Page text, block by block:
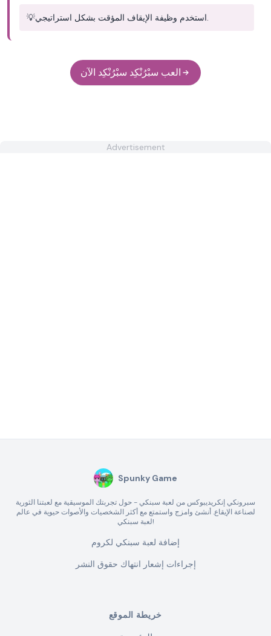
💡 استخدم وظيفة الإيقاف المؤقت بشكل استراتيجي.
العب سبْرُنْكِد سبْرُنْكِد الآن
Advertisement
Spunky Game
سبرونكي إنكريديبوكس من لعبة سبنكي - حول تجربتك الموسيقية مع لعبتنا الثورية
لصناعة الإيقاع. أنشئ وامزج واستمتع مع أكثر الشخصيات والأصوات حيوية في عالم
لعبة سبنكي!
إضافة لعبة سبنكي لكروم
إجراءات إشعار انتهاك حقوق النشر
خريطة الموقع